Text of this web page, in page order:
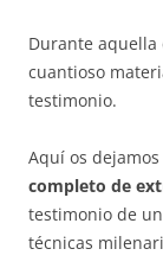
Durante
cuantioso
testimonio.
Aquí os
completo de
testimonio de
técnicas